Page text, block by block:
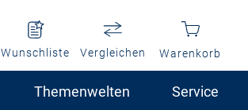
Wunschliste Vergleichen Warenkorb
Themenwelten Service